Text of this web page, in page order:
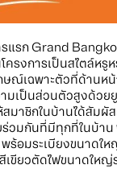
แรก Grand
รงการเป็นสไตล์ห
ษณ์เฉพาะตัวที่ด้านห
เป็นส่วนตัวสูงด้ว
มาชิกในบ้านได้สัม
วมกันที่มีทุกที่ในบ้า
อมระเบียงขนาดใ
ขียวตัดไฟขนาดให